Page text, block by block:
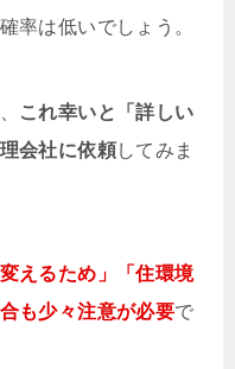
率は低いでしょう。
これ幸いと「詳しい
会社に依頼してみま
変えるため」「住環境
も少々注意が必要で